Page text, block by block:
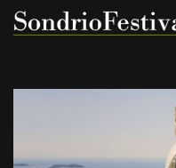
Salta
principale